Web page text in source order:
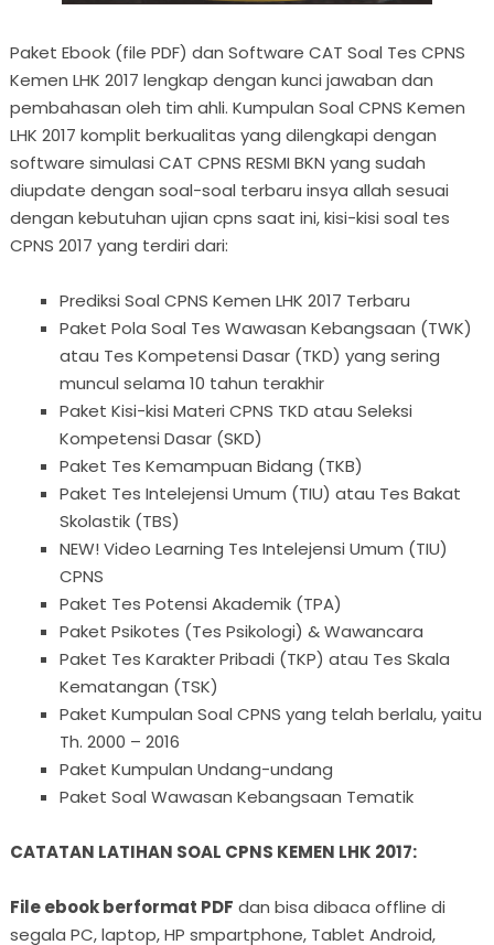
Paket Ebook (file PDF) dan Software CAT Soal Tes CPNS
Kemen LHK 2017 lengkap dengan kunci jawaban dan
pembahasan oleh tim ahli. Kumpulan Soal CPNS Kemen
LHK 2017 komplit berkualitas yang dilengkapi dengan
software simulasi CAT CPNS RESMI BKN yang sudah
diupdate dengan soal-soal terbaru insya allah sesuai
dengan kebutuhan ujian cpns saat ini, kisi-kisi soal tes
CPNS 2017 yang terdiri dari:
Prediksi Soal CPNS Kemen LHK 2017 Terbaru
Paket Pola Soal Tes Wawasan Kebangsaan (TWK)
atau Tes Kompetensi Dasar (TKD) yang sering
muncul selama 10 tahun terakhir
Paket Kisi-kisi Materi CPNS TKD atau Seleksi
Kompetensi Dasar (SKD)
Paket Tes Kemampuan Bidang (TKB)
Paket Tes Intelejensi Umum (TIU) atau Tes Bakat
Skolastik (TBS)
NEW! Video Learning Tes Intelejensi Umum (TIU)
CPNS
Paket Tes Potensi Akademik (TPA)
Paket Psikotes (Tes Psikologi) & Wawancara
Paket Tes Karakter Pribadi (TKP) atau Tes Skala
Kematangan (TSK)
Paket Kumpulan Soal CPNS yang telah berlalu, yaitu
Th. 2000 – 2016
Paket Kumpulan Undang-undang
Paket Soal Wawasan Kebangsaan Tematik
CATATAN LATIHAN SOAL CPNS KEMEN LHK 2017:
File ebook berformat PDF dan bisa dibaca offline di
segala PC, laptop, HP smpartphone, Tablet Android,